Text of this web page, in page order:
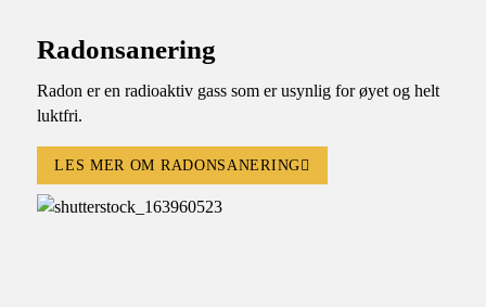
Radonsanering
Radon er en radioaktiv gass som er usynlig for øyet og helt
luktfri.
LES MER OM RADONSANERING